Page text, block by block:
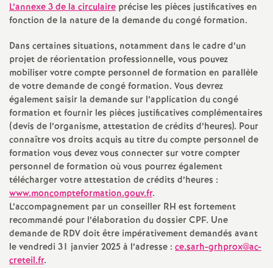
d
d
e
g
r
é
O
r
L’annexe 3 de la circulaire précise les pièces justificatives en
fonction de la nature de la demande du congé formation.
Dans certaines situations, notamment dans le cadre d’un
projet de réorientation professionnelle, vous pouvez
mobiliser votre compte personnel de formation en parallèle
de votre demande de congé formation. Vous devrez
également saisir la demande sur l’application du congé
formation et fournir les pièces justificatives complémentaires
(devis de l’organisme, attestation de crédits d’heures). Pour
connaître vos droits acquis au titre du compte personnel de
formation vous devez vous connecter sur votre compter
personnel de formation où vous pourrez également
télécharger votre attestation de crédits d’heures :
www.moncompteformation.gouv.fr.
L’accompagnement par un conseiller RH est fortement
recommandé pour l’élaboration du dossierCPF. Une
demande de RDVdoit être impérativement demandés avant
le vendredi 31 janvier 2025 à l’adresse : ce.sarh-grhprox@ac-
creteil.fr.